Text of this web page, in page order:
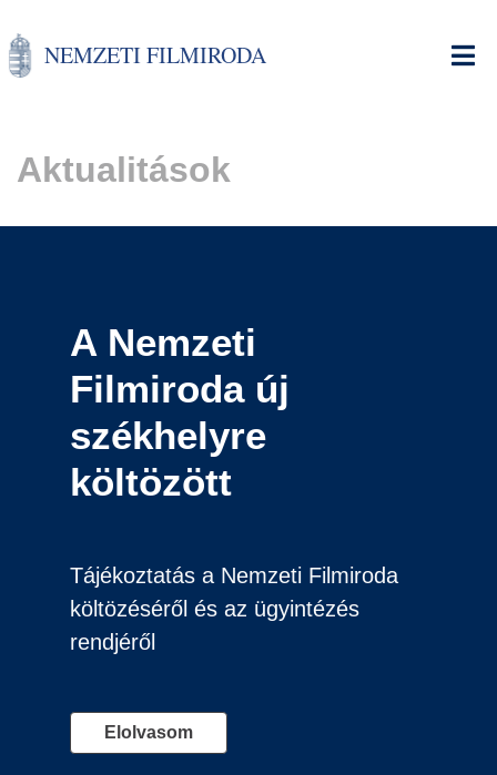
NEMZETI FILMIRODA
Aktualitások
A Nemzeti
Filmiroda új
székhelyre
költözött
Tájékoztatás a Nemzeti Filmiroda
költözéséről és az ügyintézés
rendjéről
Elolvasom